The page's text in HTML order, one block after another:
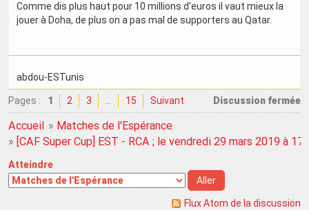
Comme dis plus haut pour 10 millions d'euros il vaut mieux la
jouer à Doha, de plus on a pas mal de supporters au Qatar.
abdou-ESTunis
Pages : 1 2 3 … 15 Suivant Discussion fermée
Accueil » Matches de l'Espérance
» [CAF Super Cup] EST - RCA ; le vendredi 29 mars 2019 à
Atteindre
Flux Atom de la discussion